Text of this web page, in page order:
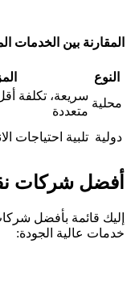
المقارنة بين الخدمات
النوع
محلية
سريعة، تكلفة
متعددة
دولية تلبية احتياجات
أفضل شركات
إليك قائمة بأفضل
خدمات عالية الجودة: